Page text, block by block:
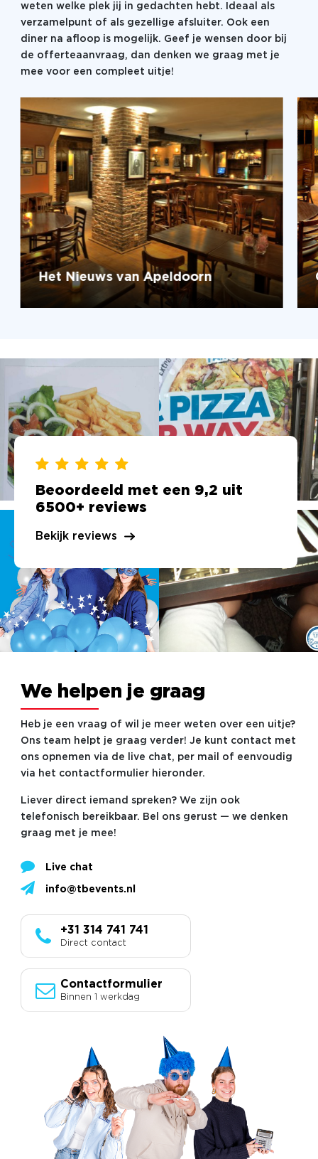
weten welke plek jij in gedachten hebt. Ideaal als
verzamelpunt of als gezellige afsluiter. Ook een
diner na afloop is mogelijk. Geef je wensen door bij
de offerteaanvraag, dan denken we graag met je
mee voor een compleet uitje!
Het Nieuws van Apeldoorn
Beoordeeld met een 9,2 uit
6500+ reviews
Bekijk reviews
We helpen je graag
Heb je een vraag of wil je meer weten over een uitje?
Ons team helpt je graag verder! Je kunt contact met
ons opnemen via de live chat, per mail of eenvoudig
via het contactformulier hieronder.
Liever direct iemand spreken? We zijn ook
telefonisch bereikbaar. Bel ons gerust — we denken
graag met je mee!
Live chat
info@tbevents.nl
+31 314 741 741
Direct contact
Contactformulier
Binnen 1 werkdag